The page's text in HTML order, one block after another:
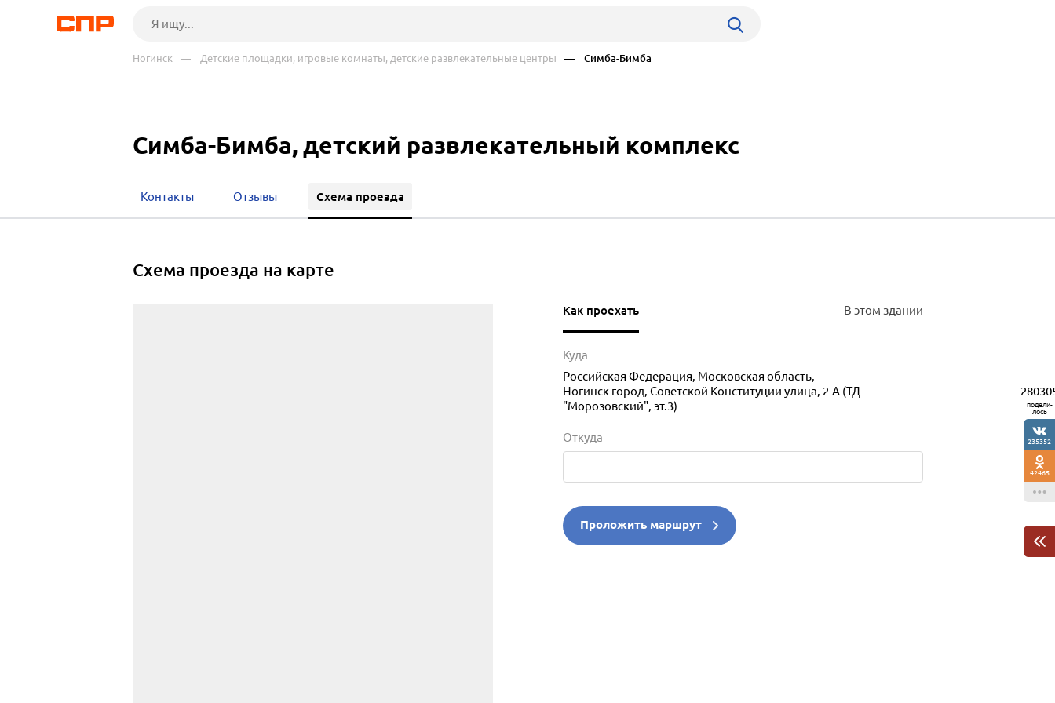
Ногинск — Детские площадки, игровые комнаты, детские развлекательные центры — Симба-Бимба
Симба-Бимба, детский развлекательный комплекс
cхема проезда на карте
Контакты Отзывы Схема проезда
Как проехать В этом здании
Куда
Российская Федерация, Московская область,
Ногинск город, Советской Конституции улица, 2-А (ТД
"Морозовский", эт.3)
Откуда
Проложить маршрут
подели-
лось
235352
42465